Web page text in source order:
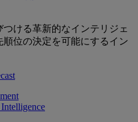
ける革新的なインテリジェ
位の決定を可能にするイン